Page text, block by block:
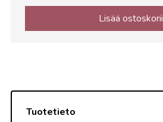
Lisää
Tuotetieto